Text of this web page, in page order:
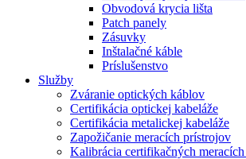
Obvodová krycia lišta
Patch panely
Zásuvky
Inštalačné káble
Príslušenstvo
Služby
Zváranie optických káblov
Certifikácia optickej kabeláže
Certifikácia metalickej kabeláže
Zapožičanie meracích prístrojov
Kalibrácia certifikačných